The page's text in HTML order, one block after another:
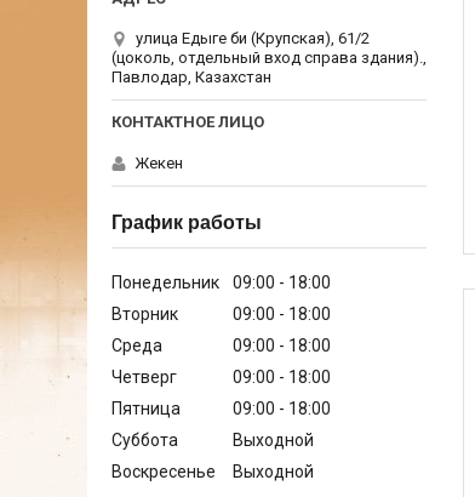
улица Едыге би (Крупская), 61/2
(цоколь, отдельный вход справа здания).,
Павлодар, Казахстан
Жекен
График работы
Понедельник 09:00
18:00
Вторник
09:00
18:00
Среда
09:00
18:00
Четверг
09:00
18:00
Пятница
09:00
18:00
Суббота
Выходной
Воскресенье
Выходной